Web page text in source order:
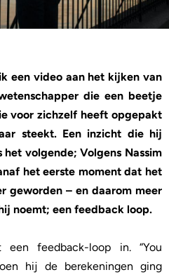
een video aan het kijken van
die een beetje
voor zichzelf heeft opgepakt
steekt. Een inzicht die hij
volgende; Volgens Nassim
het eerste moment dat het
geworden – en daarom meer
noemt; een feedback loop.
een feedback-loop in. “You
hij de berekeningen ging